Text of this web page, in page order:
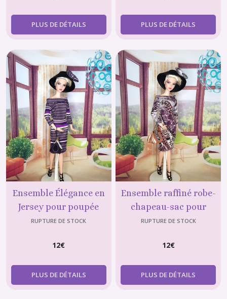
PLUS DE DÉTAILS PLUS DE DÉTAILS
Ensemble Élégance en
Jersey pour poupée
Barbie Robe, Chapeau et
RUPTURE DE STOCK
12€
PLUS DE DÉTAILS
Ensemble raffiné robe-
chapeau-sac pour
poupée Barbie, tenue
assortis,
RUPTURE DE STOCK
12€
PLUS DE DÉTAILS